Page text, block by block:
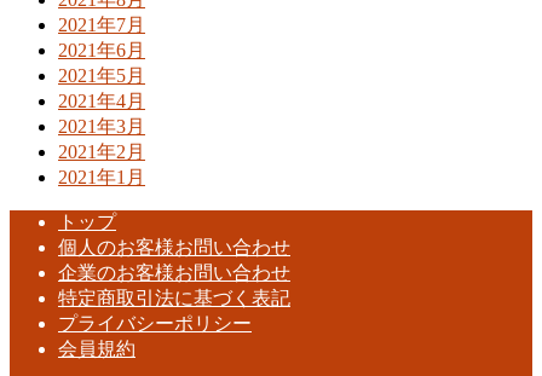
2021年7月
2021年6月
2021年5月
2021年4月
2021年3月
2021年2月
2021年1月
トップ
個人のお客様お問い合わせ
企業のお客様お問い合わせ
特定商取引法に基づく表記
プライバシーポリシー
会員規約